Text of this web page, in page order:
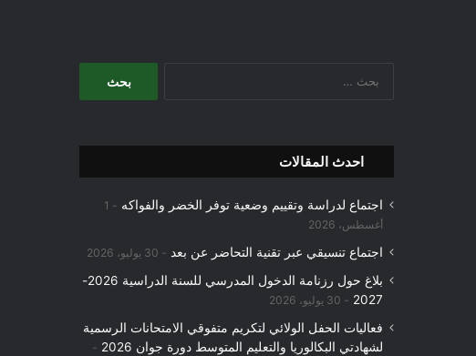
احدث المقالات
اجتماع لدراسة وتقييم وضعية توفر الخضر والفواكه
1
أغسطس، 2026
اجتماع تنسيقي عبر تقنية التحاضر عن بعد 30 يوليو، 2026
بلاغ حول رزنامة الدخول المدرسي للسنة الدراسية 2026-
2027
30 يوليو، 2026
فعاليات الحفل الولائي لتكريم متفوقي الامتحانات الرسمية
لشهادتي البكالوريا والتعليم المتوسط دورة جوان 2026